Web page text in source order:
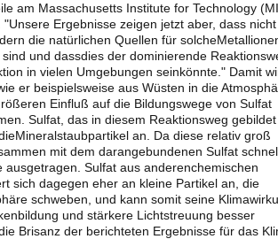
am Massachusetts Institute for Technology
"Unsere Ergebnisse zeigen jetzt aber, dass
die natürlichen Quellen für
und dassdies der dominierende
in vielen Umgebungen seinkönnte." Damit
er beispielsweise aus Wüsten in die
Einfluß auf die Bildungswege von Sulfat
Sulfat, das in diesem Reaktionsweg gebildet
an. Da diese relativ groß
mit dem darangebundenen Sulfat
ausgetragen. Sulfat aus anderenchemischen
sich dagegen eher an kleine Partikel an, die
schweben, und kann somit seine
und stärkere Lichtstreuung besser
Brisanz der berichteten Ergebnisse für das